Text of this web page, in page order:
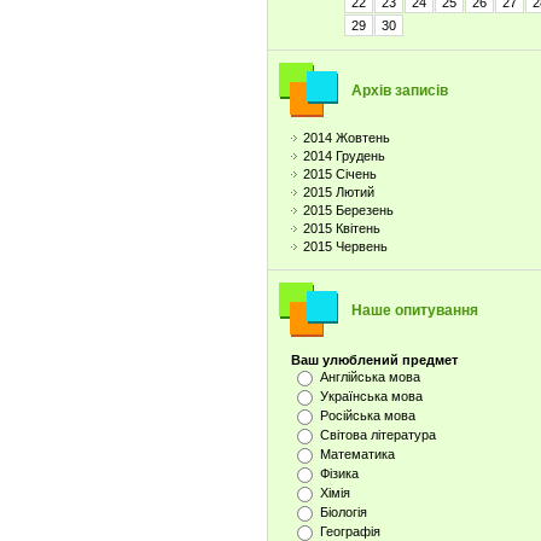
29
30
Архів записів
2014 Жовтень
2014 Грудень
2015 Січень
2015 Лютий
2015 Березень
2015 Квітень
2015 Червень
Наше опитування
Ваш улюблений предмет
Англійська мова
Українська мова
Російська мова
Світова література
Математика
Фізика
Хімія
Біологія
Географія